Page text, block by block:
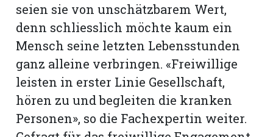
seien sie von unschätzbarem Wert,
denn schliesslich möchte kaum ein
Mensch seine letzten Lebensstunden
ganz alleine verbringen. «Freiwillige
leisten in erster Linie Gesellschaft,
hören zu und begleiten die kranken
Personen», so die Fachexpertin weiter.